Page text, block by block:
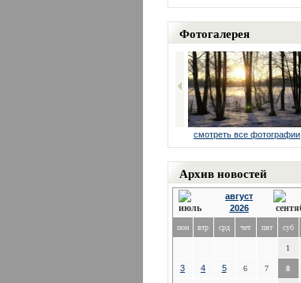
Фотогалерея
смотреть все фотографии
Архив новостей
август
2026
пон втр срд чет пят суб
1
3 4 5 6 7 8